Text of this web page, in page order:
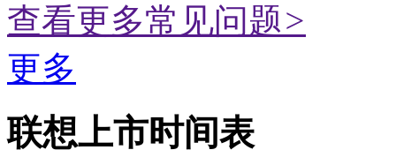
查看更多常见问题>
更多
联想上市时间表